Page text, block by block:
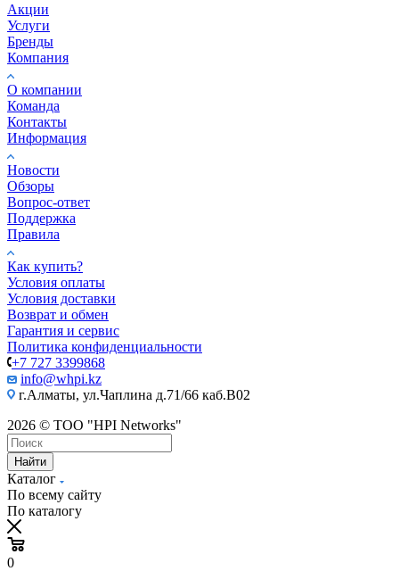
Акции
Услуги
Бренды
Компания
О компании
Команда
Контакты
Информация
Новости
Обзоры
Вопрос-ответ
Поддержка
Правила
Как купить?
Условия оплаты
Условия доставки
Возврат и обмен
Гарантия и сервис
Политика конфиденциальности
+7 727 3399868
info@whpi.kz
г.Алматы, ул.Чаплина д.71/66 каб.B02
2026 © ТОО "HPI Networks"
Найти
Каталог
По всему сайту
По каталогу
0